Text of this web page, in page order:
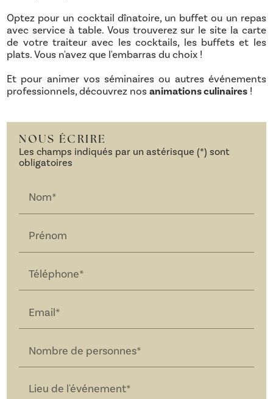
Optez pour un cocktail dînatoire, un buffet ou un repas
avec service à table. Vous trouverez sur le site la carte
de votre traiteur avec les cocktails, les buffets et les
plats. Vous n'avez que l'embarras du choix !
Et pour animer vos séminaires ou autres événements
professionnels, découvrez nosanimations culinaires !
NOUS ÉCRIRE
Les champs indiqués par un astérisque (*) sont
obligatoires
Nom*
Prénom
Téléphone*
Email*
Nombre de personnes*
Lieu de l'événement*